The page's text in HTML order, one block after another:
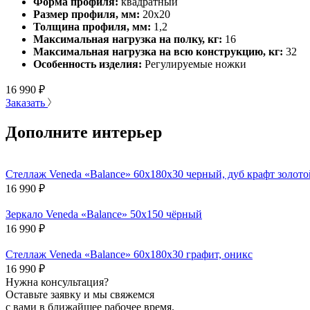
Размер профиля, мм: 20х20
Толщина профиля, мм: 1,2
Максимальная нагрузка на полку, кг: 16
Максимальная нагрузка на всю конструкцию, кг: 32
Особенность изделия: Регулируемые ножки
16 990 ₽
Заказать
Дополните интерьер
Стеллаж Veneda «Balance» 60х180х30 черный, дуб крафт
16 990 ₽
Зеркало Veneda «Balance» 50х150 чёрный
16 990 ₽
Стеллаж Veneda «Balance» 60х180х30 графит, оникс
16 990 ₽
Нужна консультация?
Оставьте заявку и мы свяжемся
с вами в ближайшее рабочее время.